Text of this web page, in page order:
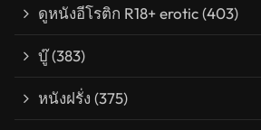
ดูหนังอีโรติก R18+ erotic(403)
บู๊(383)
หนังฝรั่ง (375)